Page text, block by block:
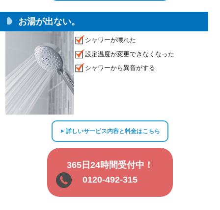
お湯が出ない。
シャワーが壊れた
設定温度が変更できなくなった
シャワーから異音がする
▲詳しいサービス内容と料金はこちら
365日24時間受付中！
0120-492-315